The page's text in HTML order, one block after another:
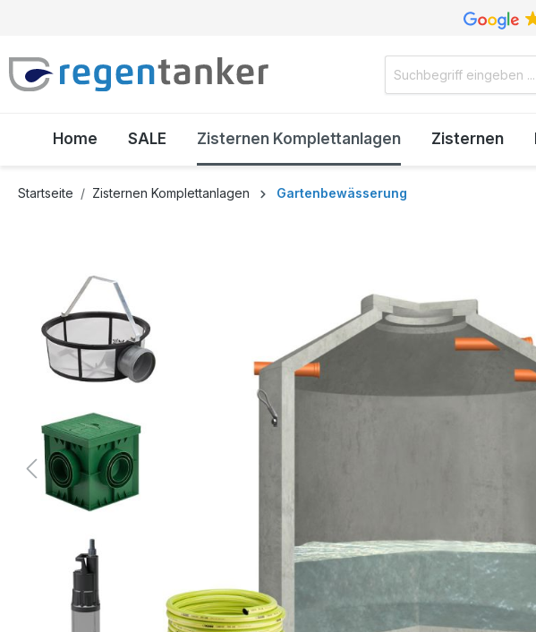
Home SALE Zisternen Komplettanlagen Zisternen
Startseite Zisternen Komplettanlagen Gartenbewässerung